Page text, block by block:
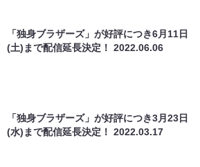
「独身ブラザーズ」が好評につき6月11日
(土)まで配信延長決定！2022.06.06
「独身ブラザーズ」が好評につき3月23日
(水)まで配信延長決定！2022.03.17